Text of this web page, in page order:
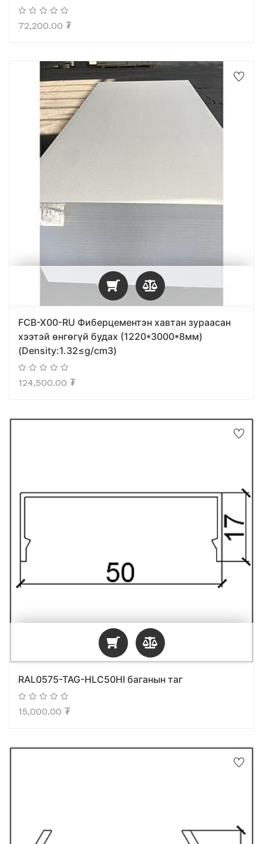
72,200.00 ₮
FCB-X00-RU Фиберцементэн хавтан зураасан
хээтэй өнгөгүй будах (1220*3000*8мм)
(Density:1.32≤g/cm3)
124,500.00 ₮
RAL0575-TAG-HLC50HI баганын таг
15,000.00 ₮